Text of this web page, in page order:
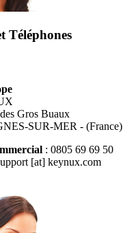
Téléphones
Gros Buaux
SUR-MER - (France)
: 0805 69 69 50
[at] keynux.com